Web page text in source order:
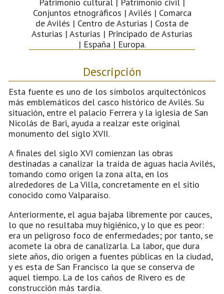
Conjuntos etnográficos | Avilés | Comarca
de Avilés | Centro de Asturias | Costa de
Asturias | Asturias | Principado de Asturias
| España | Europa.
Descripción
Esta fuente es uno de los símbolos arquitectónicos
más emblemáticos del casco histórico de Avilés. Su
situación, entre el palacio Ferrera y la iglesia de San
Nicolás de Bari, ayuda a realzar este original
monumento del siglo XVII.
A finales del siglo XVI comienzan las obras
destinadas a canalizar la traída de aguas hacia Avilés,
tomando como origen la zona alta, en los
alrededores de La Villa, concretamente en el sitio
conocido como Valparaíso.
Anteriormente, el agua bajaba libremente por cauces,
lo que no resultaba muy higiénico, y lo que es peor:
era un peligroso foco de enfermedades; por tanto, se
acomete la obra de canalizarla. La labor, que dura
siete años, dio origen a fuentes públicas en la ciudad,
y es esta de San Francisco la que se conserva de
aquel tiempo. La de los caños de Rivero es de
construcción más tardía.